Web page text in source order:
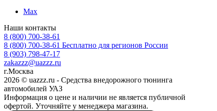
Max
Наши контакты
8 (800) 700-38-61
8 (800) 700-38-61 Бесплатно для регионов России
8 (903) 798-47-17
zakazzz@uazzz.ru
г.Москва
2026 © uazzz.ru - Средства внедорожного тюнинга
автомобилей УАЗ
Информация о цене и наличии не является публичной
офертой. Уточняйте у менеджера магазина.